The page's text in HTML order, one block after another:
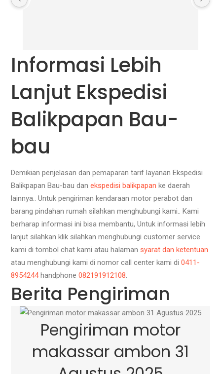
Informasi Lebih
Lanjut Ekspedisi
Balikpapan Bau-
bau
Demikian penjelasan dan pemaparan tarif layanan Ekspedisi
Balikpapan Bau-bau danekspedisi balikpapan ke daerah
lainnya.. Untuk pengiriman kendaraan motor perabot dan
barang pindahan rumah silahkan menghubungi kami.. Kami
berharap informasi ini bisa membantu, Untuk informasi lebih
lanjut silahkan klik silahkan menghubungi customer service
kami di tombol chat kami atau halamansyarat dan ketentuan
atau menghubungi kami di nomor call center kami di 0411-
8954244 handphone 082191912108.
Berita Pengiriman
Pengiriman motor
makassar ambon 31